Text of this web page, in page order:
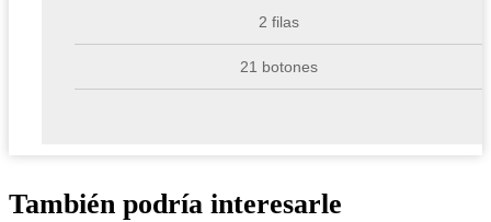
2 filas
21 botones
También podría interesarle